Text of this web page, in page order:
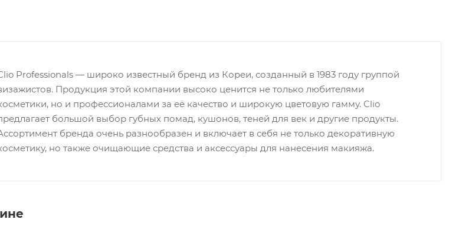
Professionals — широко известный бренд из Кореи, созданный в 1983 году группой
Продукция этой компании высоко ценится не только любителями
но и профессионалами за её качество и широкую цветовую гамму. Clio
большой выбор губных помад, кушонов, теней для век и другие продукты.
бренда очень разнообразен и включает в себя не только декоративную
но также очищающие средства и аксессуары для нанесения макияжа.